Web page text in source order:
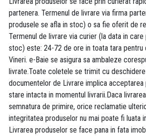
partenera. Termenul de livrare via firma
produsele se afla in stoc) o sa fie oferit de
Termenul de livrare via curier (la data in
stoc) este: 24-72 de ore in toata tara pentru
Vineri. e-Baie se asigura sa ambaleze
livrate.Toate coletele se trimit cu
documentelor de Livrare implica acceptarea
stare intacta in momentul livrarii.Daca
semnatura de primire, orice reclamatie
integritatea produselor nu mai poate fi luata
Livrarea produselor se face pana in fata